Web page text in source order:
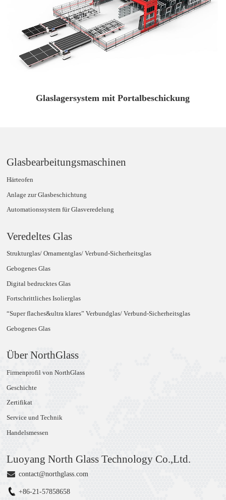
Glaslagersystem mit Portalbeschickung
Glasbearbeitungsmaschinen
Härteofen
Anlage zur Glasbeschichtung
Automationssystem für Glasveredelung
Veredeltes Glas
Strukturglas/ Ornamentglas/ Verbund-Sicherheitsglas
Gebogenes Glas
Digital bedrucktes Glas
Fortschrittliches Isolierglas
“Super flaches&ultra klares” Verbundglas/ Verbund-Sicherheitsglas
Gebogenes Glas
Über NorthGlass
Firmenprofil von NorthGlass
Geschichte
Zertifikat
Service und Technik
Handelsmessen
Luoyang North Glass Technology Co.,Ltd.
contact@northglass.com
+86-21-57858658